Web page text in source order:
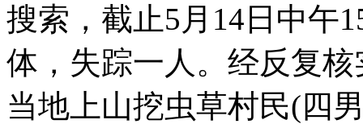
郑州某医院卫生间干净 重奖10万元
搜索，截止5月14日中午
体，失踪一人。经反复
当地上山挖虫草村民(四